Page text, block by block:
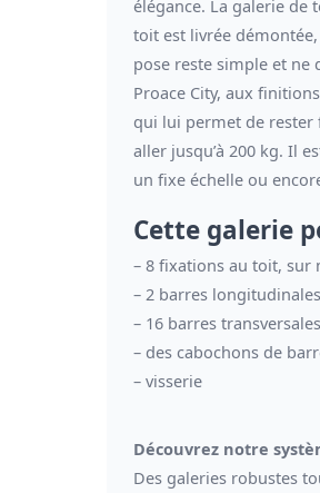
élégance. La galerie de
toit est livrée
pose reste simple et ne
Proace City, aux
qui lui permet de rester
aller jusqu’à 200 kg. Il
un fixe échelle ou
Cette galerie
– 8 fixations au toit, sur
– 2 barres longitudinales
– 16 barres transversales
– des cabochons de
– visserie
Découvrez notre
Des galeries robustes